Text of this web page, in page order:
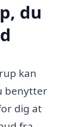
du
kan
benytter
dig at